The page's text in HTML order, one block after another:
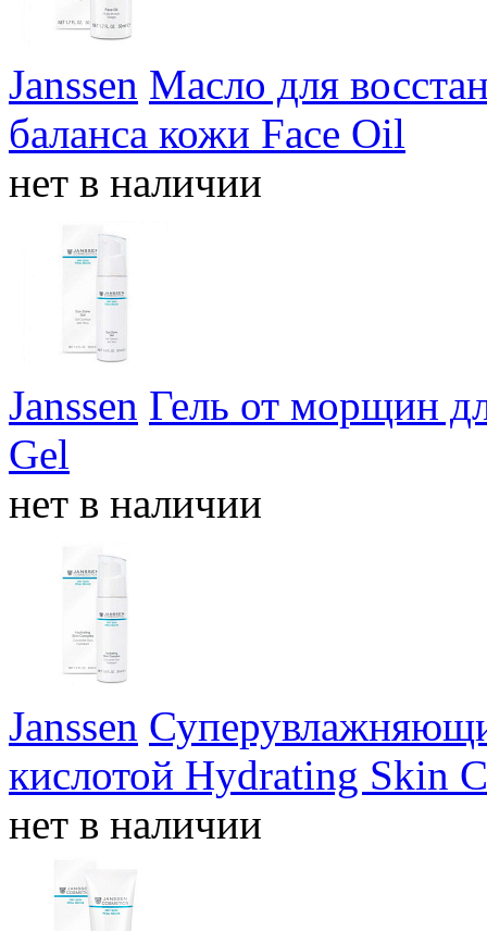
Janssen Масло для
баланса кожи Face Oil
нет в наличии
Janssen Гель от морщин
Gel
нет в наличии
Janssen
кислотой Hydrating Skin
нет в наличии